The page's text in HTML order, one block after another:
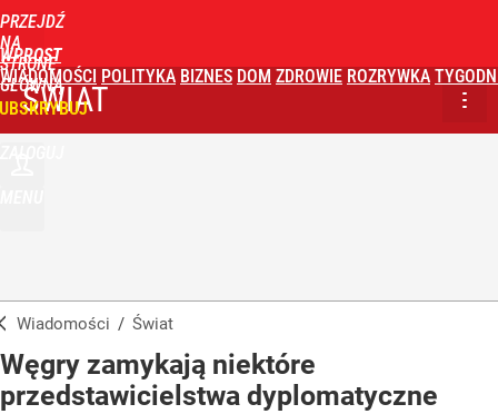
PRZEJDŹ
NA
STRONĘ
GŁÓWNĄ
WPROST
WIADOMOŚCI POLITYKA BIZNES DOM ZDROWIE ROZRYWKA
ŚWIAT
Wiadomości / Świat
Węgry zamykają niektóre
przedstawicielstwa dyplomatyczne